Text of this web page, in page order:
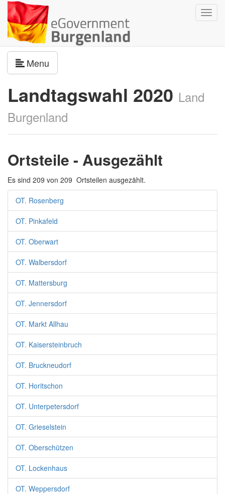
Menu
Landtagswahl 2020 Land
Burgenland
Ortsteile - Ausgezählt
Es sind 209 von 209 Ortsteilen ausgezählt.
OT. Rosenberg
OT. Pinkafeld
OT. Oberwart
OT. Walbersdorf
OT. Mattersburg
OT. Jennersdorf
OT. Markt Allhau
OT. Kaisersteinbruch
OT. Bruckneudorf
OT. Horitschon
OT. Unterpetersdorf
OT. Grieselstein
OT. Oberschützen
OT. Lockenhaus
OT. Weppersdorf